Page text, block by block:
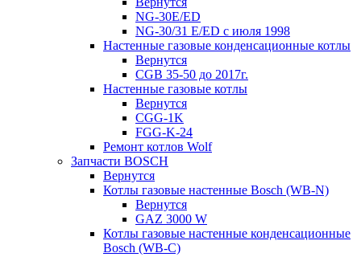
NG-30E/ED
NG-30/31 E/ED с июля 1998
Настенные газовые конденсационные котлы
Вернутся
CGB 35-50 до 2017г.
Настенные газовые котлы
Вернутся
CGG-1K
FGG-K-24
Ремонт котлов Wolf
Запчасти BOSCH
Вернутся
Котлы газовые настенные Bosch (WB-N)
Вернутся
GAZ 3000 W
Котлы газовые настенные конденсационные
Bosch (WB-C)